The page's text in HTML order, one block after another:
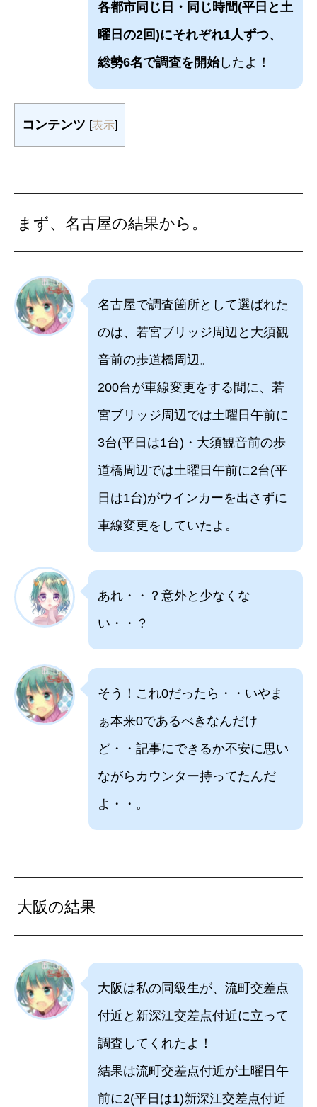
各都市同じ日・同じ時間(平日と土
曜日の2回)にそれぞれ1人ずつ、
総勢6名で調査を開始したよ！
コンテンツ [表示]
まず、名古屋の結果から。
名古屋で調査箇所として選ばれた
のは、若宮ブリッジ周辺と大須観
音前の歩道橋周辺。
200台が車線変更をする間に、若
宮ブリッジ周辺では土曜日午前に
3台(平日は1台)・大須観音前の歩
道橋周辺では土曜日午前に2台(平
日は1台)がウインカーを出さずに
車線変更をしていたよ。
あれ・・？意外と少なくな
い・・？
そう！これ0だったら・・いやま
ぁ本来0であるべきなんだけ
ど・・記事にできるか不安に思い
ながらカウンター持ってたんだ
よ・・。
大阪の結果
大阪は私の同級生が、流町交差点
付近と新深江交差点付近に立って
調査してくれたよ！
結果は流町交差点付近が土曜日午
前に2(平日は1)新深江交差点付近